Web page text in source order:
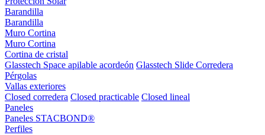
Barandilla
Barandilla
Muro Cortina
Muro Cortina
Cortina de cristal
Glasstech Space apilable acordeón Glasstech Slide Corredera
Pérgolas
Vallas exteriores
Closed corredera Closed practicable Closed lineal
Paneles
Paneles STACBOND®
Perfiles